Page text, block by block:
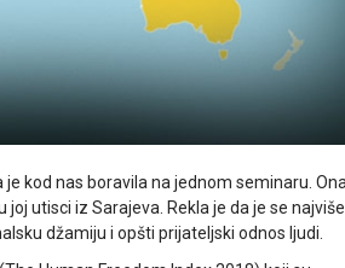
kod nas boravila na jednom seminaru.
utisci iz Sarajeva. Rekla je da je se najviše
džamiju i opšti prijateljski odnos ljudi.